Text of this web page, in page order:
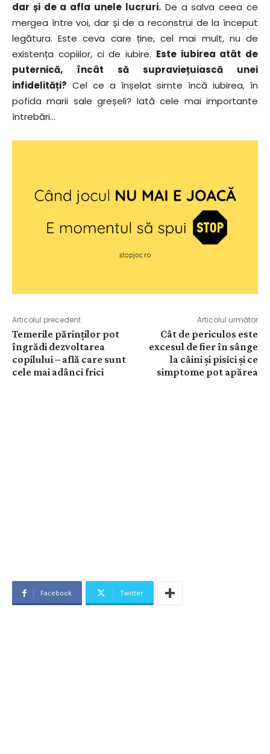
dar și de a afla unele lucruri.De a salva ceea ce
mergea între voi, dar și de a reconstrui de la început
legătura. Este ceva care ține, cel mai mult, nu de
existența copiilor, ci de iubire. Este iubirea atât de
puternică, încât să supraviețuiască unei
infidelități? Cel ce a înșelat simte încă iubirea, în
pofida marii sale greșeli? Iată cele mai importante
întrebări…
Articolul precedent
Temerile părinților pot
îngrădi dezvoltarea
copilului – află care sunt
cele mai adânci frici
Articolul următor
Cât de periculos este
excesul de fier în sânge
la câini și pisici și ce
simptome pot apărea
Facebook Twitter